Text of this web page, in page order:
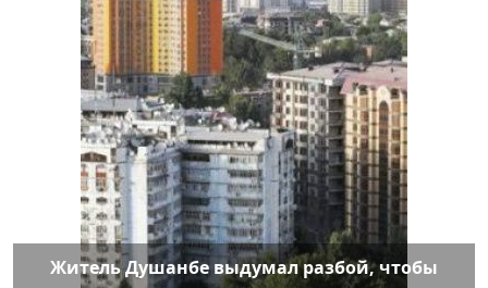
Житель Душанбе выдумал разбой, чтобы